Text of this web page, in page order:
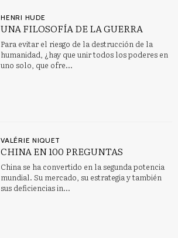
HENRI HUDE
UNA FILOSOFÍA DE LA GUERRA
Para evitar el riesgo de la destrucción de la
humanidad, ¿hay que unir todos los poderes en
uno solo, que ofre...
VALÉRIE NIQUET
CHINA EN 100 PREGUNTAS
China se ha convertido en la segunda potencia
mundial. Su mercado, su estrategia y también
sus deficiencias in...